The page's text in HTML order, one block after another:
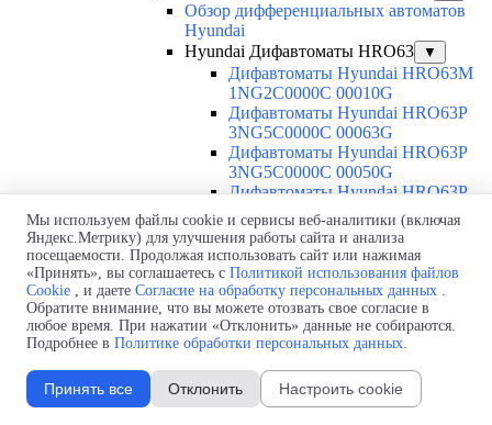
Обзор дифференциальных автоматов
Hyundai
Hyundai Дифавтоматы HRO63
▼
Дифавтоматы Hyundai HRO63M
1NG2C0000C 00010G
Дифавтоматы Hyundai HRO63P
3NG5C0000C 00063G
Дифавтоматы Hyundai HRO63P
3NG5C0000C 00050G
Дифавтоматы Hyundai HRO63P
3NG5C0000C 00040G
Дифавтоматы Hyundai HRO63P
3NG5C0000C 00032G
Дифавтоматы Hyundai HRO63P
3NG5C0000C 00025G
Дифавтоматы Hyundai HRO63P
3NG5C0000C 00020G
Дифавтоматы Hyundai HRO63P
3NG5C0000C 00016G
Дифавтоматы Hyundai HRO63P
3NG5C0000C 00010G
Мы используем файлы cookie и сервисы веб-аналитики (включая
Яндекс.Метрику) для улучшения работы сайта и анализа
посещаемости. Продолжая использовать сайт или нажимая
«Принять», вы соглашаетесь с Политикой использования файлов
Cookie , и даете Согласие на обработку персональных данных .
Обратите внимание, что вы можете отозвать свое согласие в
любое время. При нажатии «Отклонить» данные не собираются.
Подробнее в Политике обработки персональных данных.
Принять все Отклонить Настроить cookie